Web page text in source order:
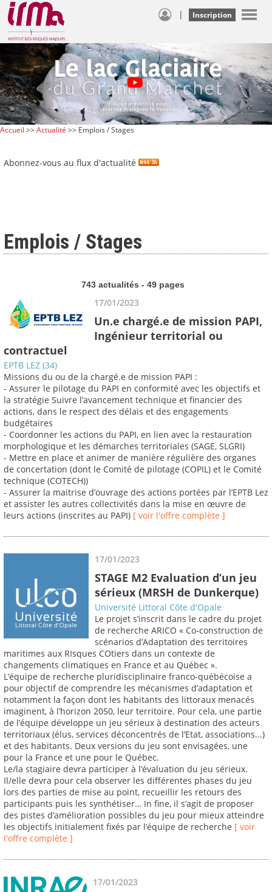
| Inscription
Accueil >>Actualité >> Emplois / Stages
Abonnez-vous au flux d'actualité
Emplois / Stages
743 actualités - 49 pages
17/01/2023
Un.e chargé.e de mission PAPI,
Ingénieur territorial ou
contractuel
EPTB LEZ (34)
Missions du ou de la chargé.e de mission PAPI :
- Assurer le pilotage du PAPI en conformité avec les objectifs et
la stratégie Suivre l’avancement technique et financier des
actions, dans le respect des délais et des engagements
budgétaires
- Coordonner les actions du PAPI, en lien avec la restauration
morphologique et les démarches territoriales (SAGE, SLGRI)
- Mettre en place et animer de manière régulière des organes
de concertation (dont le Comité de pilotage (COPIL) et le Comité
technique (COTECH))
- Assurer la maitrise d’ouvrage des actions portées par l’EPTB Lez
et assister les autres collectivités dans la mise en œuvre de
leurs actions (inscrites au PAPI) [ voir l'offre complète ]
17/01/2023
STAGE M2 Evaluation d’un jeu
sérieux (MRSH de Dunkerque)
Université Littoral Côte d'Opale
Le projet s’inscrit dans le cadre du projet
de recherche ARICO « Co-construction de
scénarios d’Adaptation des territoires
maritimes aux RIsques COtiers dans un contexte de
changements climatiques en France et au Québec ».
L’équipe de recherche pluridisciplinaire franco-québécoise a
pour objectif de comprendre les mécanismes d’adaptation et
notamment la façon dont les habitants des littoraux menacés
imaginent, à l’horizon 2050, leur territoire. Pour cela, une partie
de l’équipe développe un jeu sérieux à destination des acteurs
territoriaux (élus, services déconcentrés de l’Etat, associations...)
et des habitants. Deux versions du jeu sont envisagées, une
pour la France et une pour le Québec.
Le/la stagiaire devra participer à l’évaluation du jeu sérieux.
Il/elle devra pour cela observer les différentes phases du jeu
lors des parties de mise au point, recueillir les retours des
participants puis les synthétiser… In fine, il s’agit de proposer
des pistes d’amélioration possibles du jeu pour mieux atteindre
les objectifs initialement fixés par l’équipe de recherche [ voir
l'offre complète ]
17/01/2023